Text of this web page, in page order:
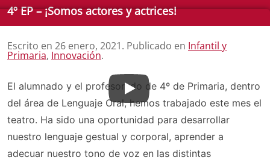
4º EP – ¡Somos actores y actrices!
Escrito en 26 enero, 2021. Publicado en Infantil y
Primaria, Innovación.
El alumnado y el profesorado de 4º de Primaria, dentro
del área de Lenguaje Oral, hemos trabajado este mes el
teatro. Ha sido una oportunidad para desarrollar
nuestro lenguaje gestual y corporal, aprender a
adecuar nuestro tono de voz en las distintas